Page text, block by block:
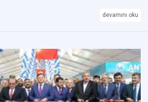
devamını oku